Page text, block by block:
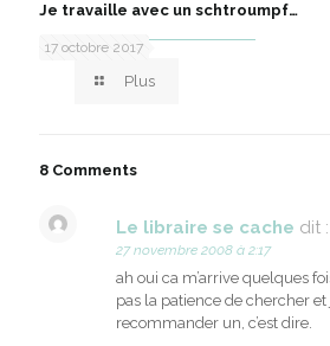
17 octobre 2017
Je travaille avec un schtroumpf…
Plus
8 Comments
Le libraire se cache dit :
27 novembre 2008 à 2:17
ah oui ca m’arrive quelques
pas la patience de chercher et
recommander un, c’est dire.